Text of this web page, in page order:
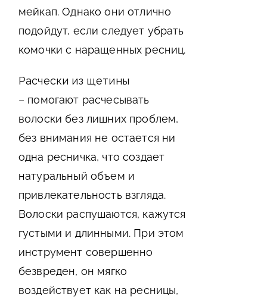
мейкап. Однако они отлично
подойдут, если следует убрать
комочки с наращенных ресниц.
Расчески из щетины
– помогают расчесывать
волоски без лишних проблем,
без внимания не остается ни
одна ресничка, что создает
натуральный объем и
привлекательность взгляда.
Волоски распушаются, кажутся
густыми и длинными. При этом
инструмент совершенно
безвреден, он мягко
воздействует как на ресницы,